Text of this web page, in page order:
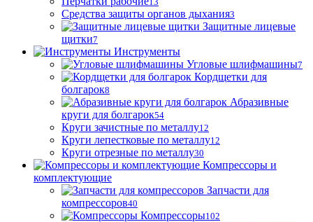
Средства защиты органов дыхания3
Защитные лицевые
щитки7
Инструменты
Угловые шлифмашины7
Кордщетки для
болгарок8
Абразивные
круги для болгарок54
Круги зачистные по металлу12
Круги лепестковые по металлу12
Круги отрезные по металлу30
Компрессоры и
комплектующие
Запчасти для
компрессоров40
Компрессоры102